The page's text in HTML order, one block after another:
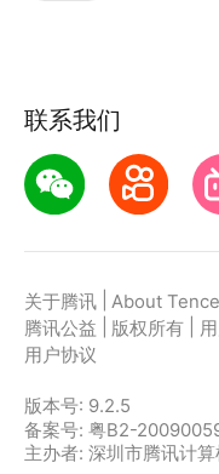
联系我们
关于腾讯 About
腾讯公益
版权所有
用户协议
版本号: 9.2.5
备案号: 粤B2-
主办者: 深圳市腾讯计